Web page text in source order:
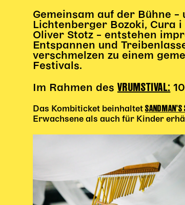
Gemeinsam auf der Bühne
Lichtenberger Bozoki, Cura i
Oliver Stotz – entstehen
Entspannen und
verschmelzen zu einem
Festivals.
Im Rahmen desVRUMSTIVAL:
Das Kombiticket beinhaltetSANDMAN’S
Erwachsene als auch für Kinder